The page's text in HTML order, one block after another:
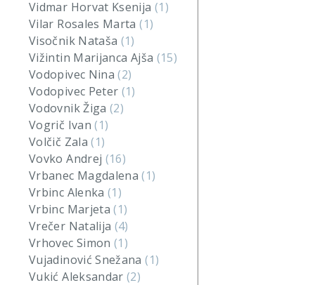
Vidmar Horvat Ksenija (1)
Vilar Rosales Marta(1)
Visočnik Nataša (1)
Vižintin Marijanca Ajša (15)
Vodopivec Nina(2)
Vodopivec Peter (1)
Vodovnik Žiga(2)
Vogrič Ivan(1)
Volčič Zala(1)
Vovko Andrej (16)
Vrbanec Magdalena(1)
Vrbinc Alenka(1)
Vrbinc Marjeta(1)
Vrečer Natalija (4)
Vrhovec Simon(1)
Vujadinović Snežana(1)
Vukić Aleksandar(2)